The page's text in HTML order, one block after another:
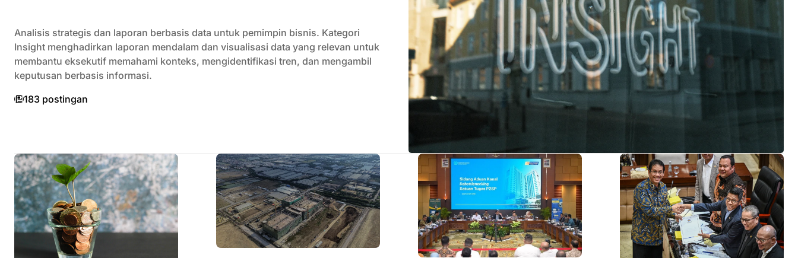
Analisis strategis dan laporan berbasis data untuk pemimpin bisnis. Kategori
Insight menghadirkan laporan mendalam dan visualisasi data yang relevan untuk
membantu eksekutif memahami konteks, mengidentifikasi tren, dan mengambil
keputusan berbasis informasi.
183 postingan